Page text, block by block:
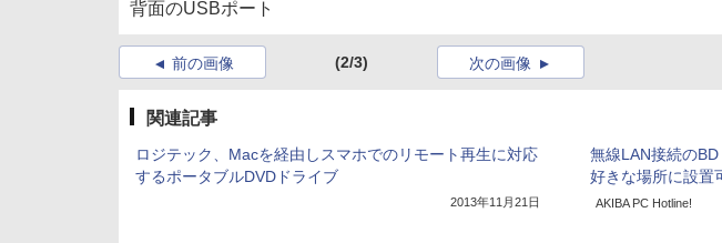
背面のUSBポート
前の画像 (2/3) 次の画像
関連記事
ロジテック、Macを経由しスマホでのリモート再生に対応
するポータブルDVDドライブ
2013年11月21日
無線LAN接続のBD
好きな場所に設置
AKIBA PC Hotline!